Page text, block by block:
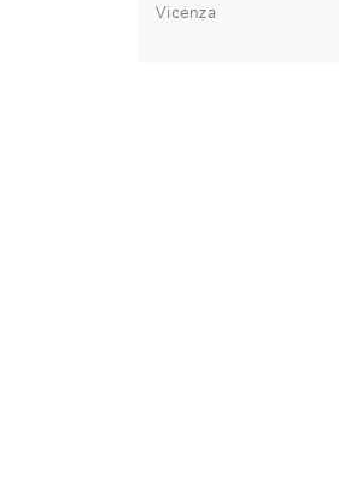
Vicenza